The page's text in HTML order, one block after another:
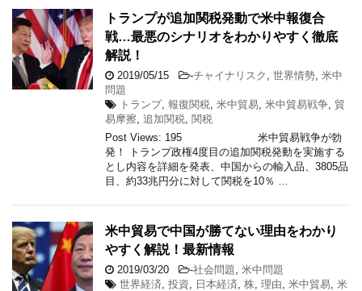
トランプが追加関税発動で米中報復合
戦…最悪のシナリオをわかりやすく徹底
解説！
2019/05/15 -チャイナリスク 世界情勢 米中
問題
トランプ, 報復関税 米中貿易 米中貿易戦争 貿
易摩擦 追加関税 関税
Post Views: 195 米中貿易戦争が勃
発！ トランプ政権4度目の追加関税発動を実施する
とし内容を詳細を発表、中国からの輸入品、3805品
目、約33兆円分に対して関税を10％ …
米中貿易で中国が勝てない理由をわかり
やすく解説！最新情報
2019/03/20 -社会問題
米中問題
世界経済 投資 日本経済 株 理由 米中貿易 米